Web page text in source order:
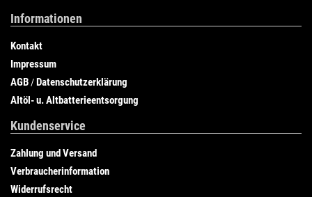
Informationen
Kontakt
Impressum
AGB /Datenschutzerklärung
Altöl- u. Altbatterieentsorgung
Kundenservice
Zahlung und Versand
Verbraucherinformation
Widerrufsrecht